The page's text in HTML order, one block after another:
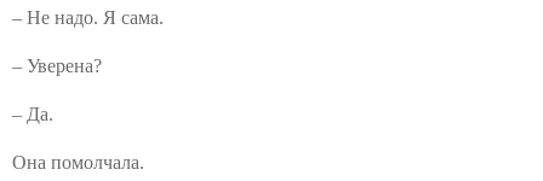
– Не надо. Я сама.
– Уверена?
– Да.
Она помолчала.